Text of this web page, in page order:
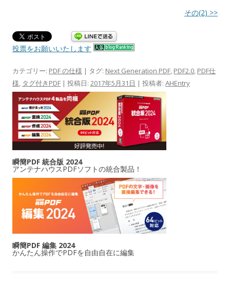
その(2) >>
投票をお願いいたします
カテゴリー: PDF の仕様 | タグ: Next Generation PDF, PDF2.0, PDF仕
様, タグ付きPDF | 投稿日: 2017年5月31日 | 投稿者: AHEntry
瞬簡PDF 統合版 2024
アンテナハウスPDFソフトの統合製品！
瞬簡PDF 編集 2024
かんたん操作でPDFを自由自在に編集